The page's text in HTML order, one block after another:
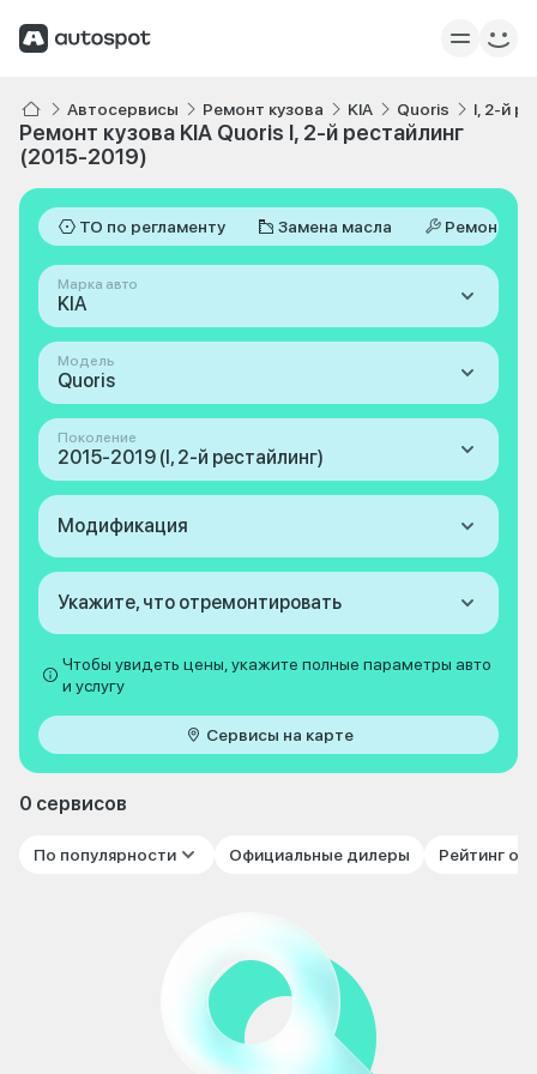
Автосервисы Ремонт кузова KIA Quoris I, 2-й
Ремонт кузова KIA Quoris I, 2-й рестайлинг
(2015-2019)
ТО по регламенту Замена масла Ремонт
Марка авто
KIA
Модель
Quoris
Поколение
2015-2019 (I, 2-й рестайлинг)
Модификация
Укажите, что отремонтировать
Чтобы увидеть цены, укажите полные параметры авто
и услугу
Сервисы на карте
0 сервисов
По популярности Официальные дилеры Рейтинг